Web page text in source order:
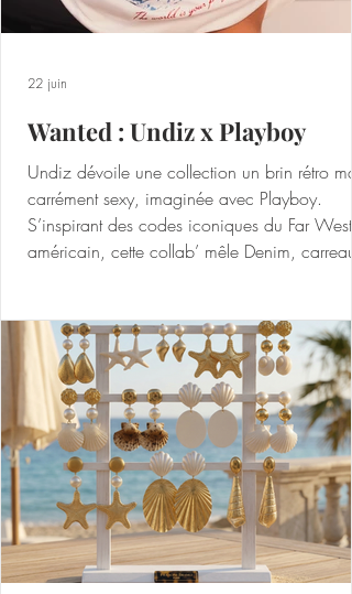
Wanted : Undiz x Playboy
Undiz dévoile une collection un brin rétro
carrément sexy, imaginée avec Playboy.
S’inspirant des codes iconiques du Far West
américain, cette collab’ mêle Denim,
bonheur des hommes et des femmes qui
cherchent des pièces faciles à mixer pour des
looks effortless ! Undiz x Playboy,
www.undiz.com
22 juin